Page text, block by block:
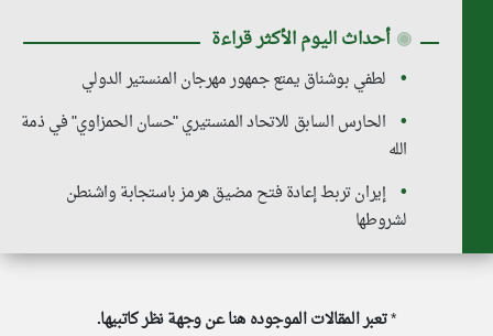
◉ أحداث اليوم الأكثر قراءة
لطفي بوشناق يمتع جمهور مهرجان المنستير الدولي
الحارس السابق للاتحاد المنستيري "حسان الحمزاوي" في ذمة
الله
إيران تربط إعادة فتح مضيق هرمز باستجابة واشنطن
لشروطها
*تعبر المقالات الموجوده هنا عن وجهة نظر كاتبيها.